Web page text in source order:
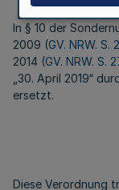
In § 10 der
2009 (GV. NRW. S.
2014 (GV. NRW. S.
„30. April 2019“
ersetzt.
Diese Verordnung